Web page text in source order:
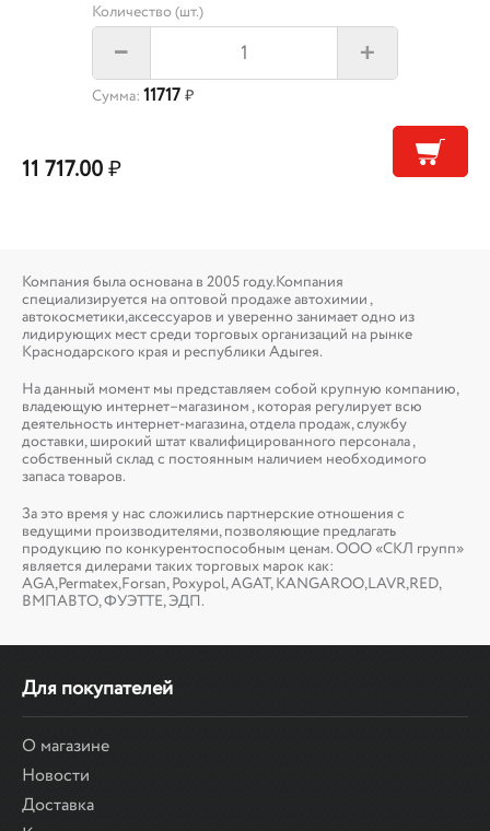
Количество (шт.)
– +
Сумма: 11717 ₽
11 717.00₽
Компания была основана в 2005 году.Компания
специализируется на оптовой продаже автохимии ,
автокосметики,аксессуаров и уверенно занимает одно из
лидирующих мест среди торговых организаций на рынке
Краснодарского края и республики Адыгея.
На данный момент мы представляем собой крупную компанию,
владеющую интернет–магазином , которая регулирует всю
деятельность интернет-магазина, отдела продаж, службу
доставки, широкий штат квалифицированного персонала ,
собственный склад c постоянным наличием необходимого
запаса товаров.
За это время у нас сложились партнерские отношения с
ведущими производителями, позволяющие предлагать
продукцию по конкурентоспособным ценам. ООО «СКЛ групп»
является дилерами таких торговых марок как:
AGA,Permatex,Forsan, Poxypol, AGAT, KANGAROO,LAVR,RED,
ВМПАВТО, ФУЭТТЕ, ЭДП.
Для покупателей
О магазине
Новости
Доставка